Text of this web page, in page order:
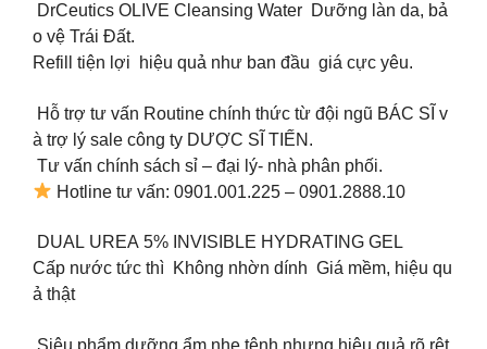
DrCeutics OLIVE Cleansing Water Dưỡng làn da, bả
o vệ Trái Đất.
Refill tiện lợi hiệu quả như ban đầu giá cực yêu.
Hỗ trợ tư vấn Routine chính thức từ đội ngũ BÁC SĨ v
à trợ lý sale công ty DƯỢC SĨ TIẾN.
Tư vấn chính sách sỉ – đại lý- nhà phân phối.
Hotline tư vấn: 0901.001.225 – 0901.2888.10
DUAL UREA 5% INVISIBLE HYDRATING GEL
Cấp nước tức thì Không nhờn dính Giá mềm, hiệu qu
ả thật
Siêu phẩm dưỡng ẩm nhẹ tênh nhưng hiệu quả rõ rệt